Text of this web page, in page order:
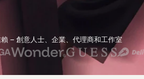
– 創意人士、企業、代理商和工作室